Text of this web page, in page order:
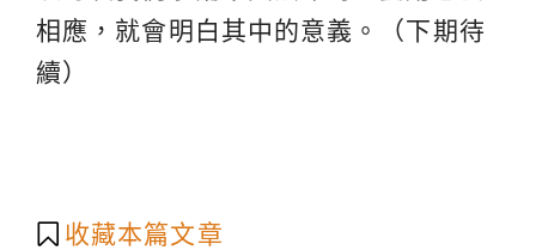
相應，就會明白其中的意義。（下期待
續）
收藏本篇文章